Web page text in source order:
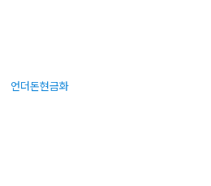
언더돈현금화